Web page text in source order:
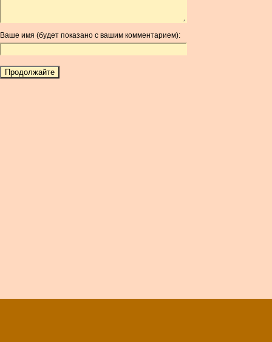
Ваше имя (будет показано с вашим комментарием):